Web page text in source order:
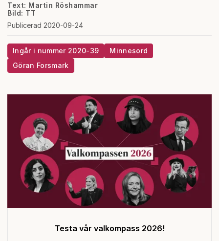
Text: Martin Röshammar
Bild: TT
Publicerad 2020-09-24
Ingår i nummer 2020-39
Minnesord
Göran Forsmark
Testa vår valkompass 2026!